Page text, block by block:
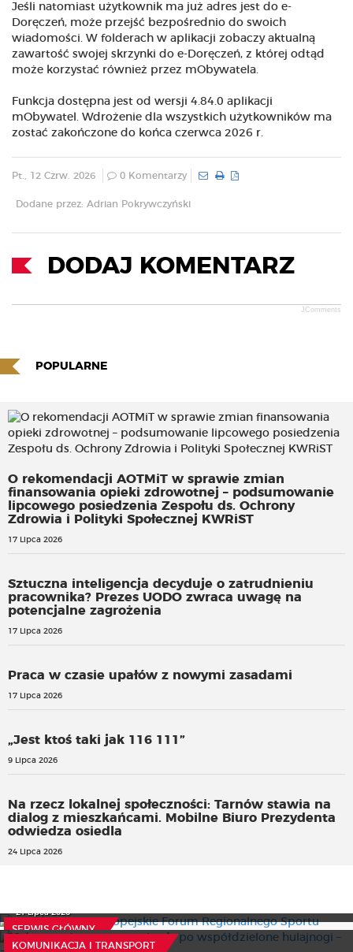
Jeśli natomiast użytkownik ma już adres jest do e-
Doręczeń, może przejść bezpośrednio do swoich
wiadomości. W folderach w aplikacji zobaczy aktualną
zawartość swojej skrzynki do e-Doręczeń, z której odtąd
może korzystać również przez mObywatela.
Funkcja dostępna jest od wersji 4.84.0 aplikacji
mObywatel. Wdrożenie dla wszystkich użytkowników ma
zostać zakończone do końca czerwca 2026 r.
Pt., 12 Czrw. 2026 0 Komentarzy
Dodane przez: Adrian Pokrywczyński
DODAJ KOMENTARZ
JComments
POPULARNE
O rekomendacji AOTMiT w sprawie zmian
finansowania opieki zdrowotnej – podsumowanie
lipcowego posiedzenia Zespołu ds. Ochrony
Zdrowia i Polityki Społecznej KWRiST
17 Lipca 2026
Sztuczna inteligencja decyduje o zatrudnieniu
pracownika? Prezes UODO zwraca uwagę na
potencjalne zagrożenia
17 Lipca 2026
Praca w czasie upałów z nowymi zasadami
17 Lipca 2026
„Jest ktoś taki jak 116 111”
9 Lipca 2026
Na rzecz lokalnej społeczności: Tarnów stawia na
dialog z mieszkańcami. Mobilne Biuro Prezydenta
odwiedza osiedla
24 Lipca 2026
SERWIS GŁÓWNY
21 Lipca 2026
KOMUNIKACJA I TRANSPORT
– założenia projektu UD402
9 Lipca 2026
Zastępca RPO krytycznie o niektórych proponowanych